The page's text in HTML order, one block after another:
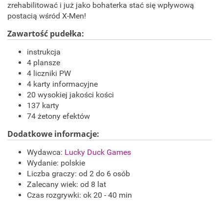
zrehabilitować i już jako bohaterka stać się wpływową
postacią wśród X-Men!
Zawartość pudełka:
instrukcja
4 plansze
4 liczniki PW
4 karty informacyjne
20 wysokiej jakości kości
137 karty
74 żetony efektów
Dodatkowe informacje:
Wydawca: Lucky Duck Games
Wydanie: polskie
Liczba graczy: od 2 do 6 osób
Zalecany wiek: od 8 lat
Czas rozgrywki: ok 20 - 40 min